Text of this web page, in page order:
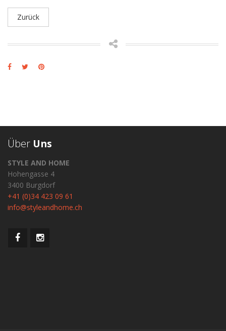
Zurück
Über Uns
STYLE AND HOME
Hohengasse 4
3400 Burgdorf
+41 (0)34 423 09 61
info@styleandhome.ch